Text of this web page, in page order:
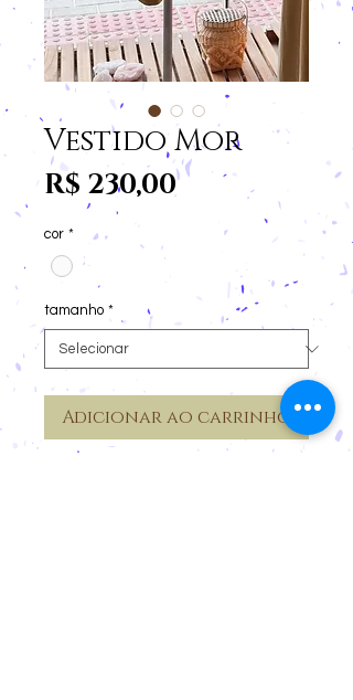
Vestido Mor
R$ 230,00Preço
cor *
tamanho *
Adicionar ao carrinho